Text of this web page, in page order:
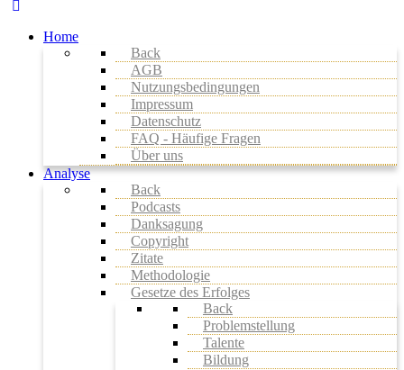
Home
Back
AGB
Nutzungsbedingungen
Impressum
Datenschutz
FAQ - Häufige Fragen
Über uns
Analyse
Back
Podcasts
Danksagung
Copyright
Zitate
Methodologie
Gesetze des Erfolges
Back
Problemstellung
Talente
Bildung